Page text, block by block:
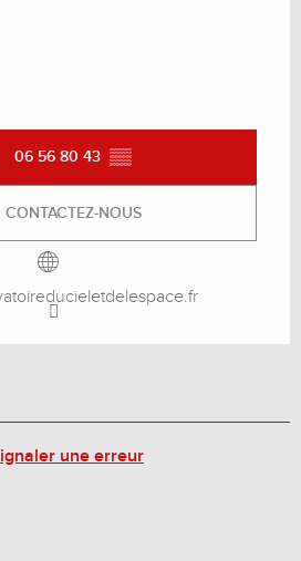
06 56 80 43 ▒▒
CONTACTEZ-NOUS
une erreur